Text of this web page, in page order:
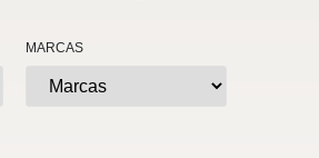
MARCAS